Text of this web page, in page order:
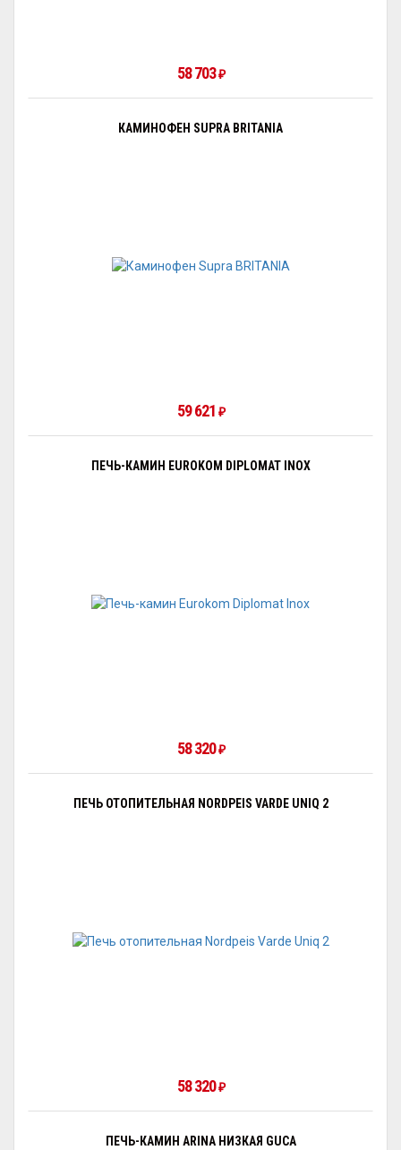
58 703₽
КАМИНОФЕН SUPRA BRITANIA
59 621 ₽
ПЕЧЬ-КАМИН EUROKOM DIPLOMAT INOX
58 320₽
ПЕЧЬ ОТОПИТЕЛЬНАЯ NORDPEIS VARDE UNIQ 2
58 320₽
ПЕЧЬ-КАМИН ARINA НИЗКАЯ GUCA